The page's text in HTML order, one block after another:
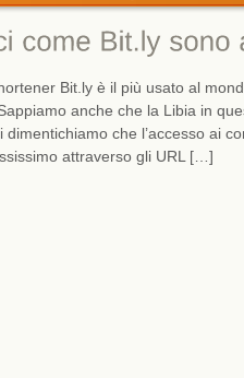
Bit.ly è il più usato al
anche che la Libia in
dimentichiamo che l’accesso ai
attraverso gli URL […]